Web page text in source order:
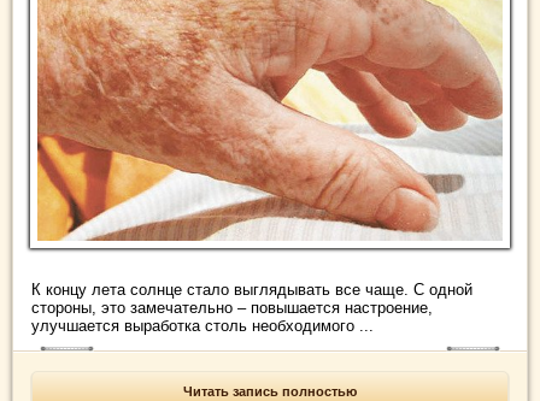
К концу лета солнце стало выглядывать все чаще. С одной
стороны, это замечательно – повышается настроение,
улучшается выработка столь необходимого ...
Читать запись полностью